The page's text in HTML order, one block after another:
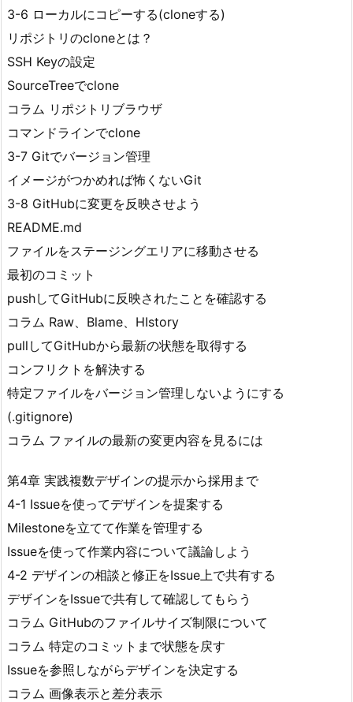
3-6 ローカルにコピーする(cloneする)
リポジトリのcloneとは？
SSH Keyの設定
SourceTreeでclone
コラム リポジトリブラウザ
コマンドラインでclone
3-7 Gitでバージョン管理
イメージがつかめれば怖くないGit
3-8 GitHubに変更を反映させよう
README.md
ファイルをステージングエリアに移動させる
最初のコミット
pushしてGitHubに反映されたことを確認する
コラム Raw、Blame、HIstory
pullしてGitHubから最新の状態を取得する
コンフリクトを解決する
特定ファイルをバージョン管理しないようにする
(.gitignore)
コラム ファイルの最新の変更内容を見るには
第4章 実践複数デザインの提示から採用まで
4-1 Issueを使ってデザインを提案する
Milestoneを立てて作業を管理する
Issueを使って作業内容について議論しよう
4-2 デザインの相談と修正をIssue上で共有する
デザインをIssueで共有して確認してもらう
コラム GitHubのファイルサイズ制限について
コラム 特定のコミットまで状態を戻す
Issueを参照しながらデザインを決定する
コラム 画像表示と差分表示